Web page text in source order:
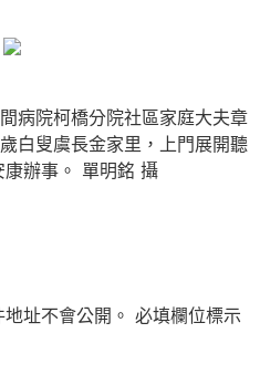
院柯橋分院社區家庭大夫章
白叟虞長金家里，上門展開聽
辦事。 單明銘 攝
址不會公開。 必填欄位標示